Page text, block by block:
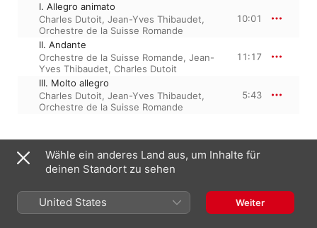
I. Allegro animato
Charles Dutoit, Jean-Yves Thibaudet,
Orchestre de la Suisse Romande
10:01
II. Andante
Orchestre de la Suisse Romande, Jean-
Yves Thibaudet, Charles Dutoit
11:17
III. Molto allegro
Charles Dutoit, Jean-Yves Thibaudet,
Orchestre de la Suisse Romande
5:43
1. Januar 2007
3 Titel, 27 Minuten
℗ 2007 Decca Music Group Limited
Wähle ein anderes Land aus, um Inhalte für
deinen Standort zu sehen
United States Weiter